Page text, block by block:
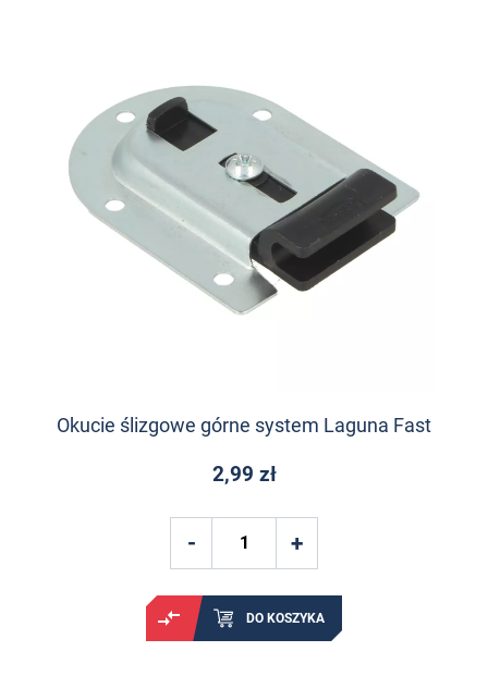
Okucie ślizgowe górne system Laguna Fast
2,99 zł
DO KOSZYKA